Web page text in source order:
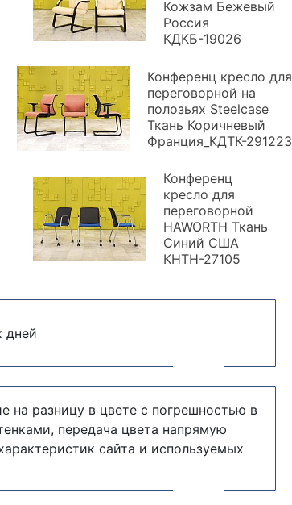
Кожзам Бежевый
Россия
КДКБ-19026
Конференц кресло для
переговорной на
полозьях Steelcase
Ткань Коричневый
Франция_КДТК-291223
Конференц
кресло для
переговорной
HAWORTH Ткань
Синий США
КНТН-27105
дней
на разницу в цвете с погрешностью в
передача цвета напрямую
сайта и используемых